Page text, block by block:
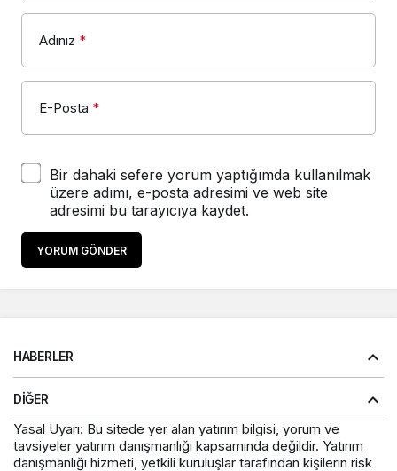
Adınız *
E-Posta *
Bir dahaki sefere yorum yaptığımda kullanılmak
üzere adımı, e-posta adresimi ve web site
adresimi bu tarayıcıya kaydet.
YORUM GÖNDER
HABERLER
DIĞER
Yasal Uyarı: Bu sitede yer alan yatırım bilgisi, yorum ve
tavsiyeler yatırım danışmanlığı kapsamında değildir. Yatırım
danışmanlığı hizmeti, yetkili kuruluşlar tarafından kişilerin risk